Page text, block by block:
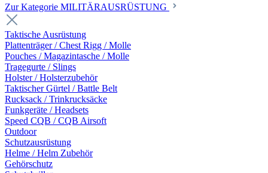
Zur Kategorie MILITÄRAUSRÜSTUNG
Taktische Ausrüstung
Plattenträger / Chest Rigg / Molle
Pouches / Magazintasche / Molle
Tragegurte / Slings
Holster / Holsterzubehör
Taktischer Gürtel / Battle Belt
Rucksack / Trinkrucksäcke
Funkgeräte / Headsets
Speed CQB / CQB Airsoft
Outdoor
Schutzausrüstung
Helme / Helm Zubehör
Gehörschutz